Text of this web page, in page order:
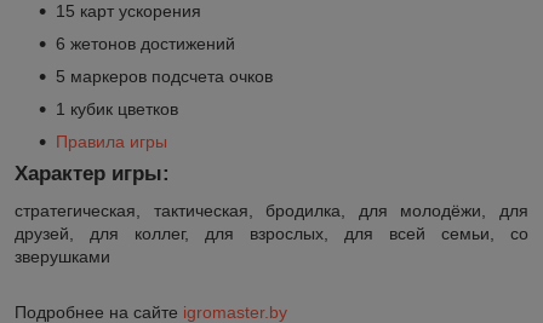
15 карт ускорения
6 жетонов достижений
5 маркеров подсчета очков
1 кубик цветков
Правила игры
Характер игры:
стратегическая, тактическая, бродилка, для молодёжи, для
друзей, для коллег, для взрослых, для всей семьи, со
зверушками
Подробнее на сайте igromaster.by